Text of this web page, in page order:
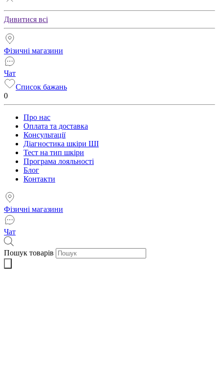
Дивитися всі
Фізичні магазини
Чат
Список бажань
0
Про нас
Оплата та доставка
Консультації
Діагностика шкіри ШІ
Тест на тип шкіри
Програма лояльності
Блог
Контакти
Фізичні магазини
Чат
Пошук товарів